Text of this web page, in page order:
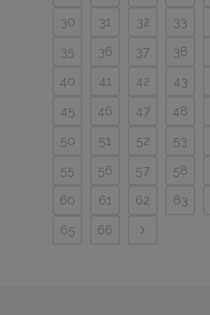
30
31 32 33
35
36 37 38
40
41 42 43
45
46 47 48
50
51 52 53
55
56 57 58
60
61 62 63
65
66